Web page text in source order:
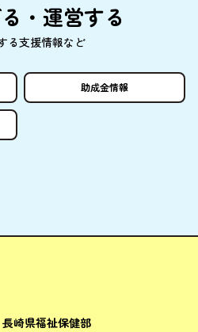
・ 運営する
る支援情報など
助成金情報
ながさきこども場所ポータルサ
長崎県福祉保健部